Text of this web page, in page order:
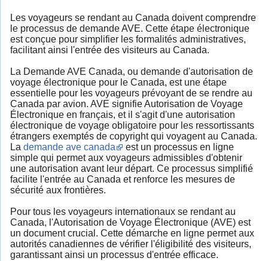
Les voyageurs se rendant au Canada doivent comprendre
le processus de demande AVE. Cette étape électronique
est conçue pour simplifier les formalités administratives,
facilitant ainsi l'entrée des visiteurs au Canada.
La Demande AVE Canada, ou demande d'autorisation de
voyage électronique pour le Canada, est une étape
essentielle pour les voyageurs prévoyant de se rendre au
Canada par avion. AVE signifie Autorisation de Voyage
Électronique en français, et il s'agit d'une autorisation
électronique de voyage obligatoire pour les ressortissants
étrangers exemptés de copyright qui voyagent au Canada.
La demande ave canada
est un processus en ligne
simple qui permet aux voyageurs admissibles d'obtenir
une autorisation avant leur départ. Ce processus simplifié
facilite l'entrée au Canada et renforce les mesures de
sécurité aux frontières.
Pour tous les voyageurs internationaux se rendant au
Canada, l'Autorisation de Voyage Électronique (AVE) est
un document crucial. Cette démarche en ligne permet aux
autorités canadiennes de vérifier l'éligibilité des visiteurs,
garantissant ainsi un processus d'entrée efficace.